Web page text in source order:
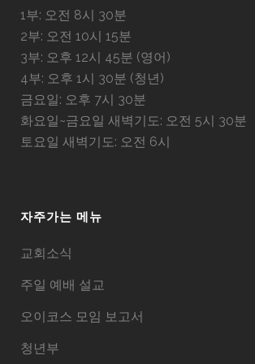
1부: 오전 8시 30분
2부: 오전 10시 15분
3부: 오후 12시 45분 (영어)
4부: 오후 1시 30분 (청년)
금요일: 오후 7시 30분
화요일~금요일 새벽기도: 오전 5시 30분
토요일 새벽기도: 오전 6시
자주가는 메뉴
교회소식
주일 예배 설교
오이코스 모임 보고서
청년부